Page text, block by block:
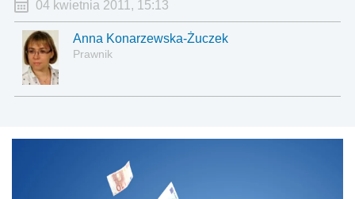
04 kwietnia 2011, 15:13
Anna Konarzewska-Żuczek
Prawnik